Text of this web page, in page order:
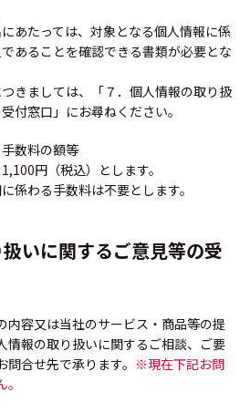
あたっては、対象となる個人情報に係
あることを確認できる書類が必要とな
きましては、「７．個人情報の取り扱
付窓口」にお尋ねください。
数料の額等
円（税込）とします。
係わる手数料は不要とします。
いに関するご意見等の受
内容又は当社のサービス・商品等の提
情報の取り扱いに関するご相談、ご要
合せ先で承ります。 ※現在下記お問